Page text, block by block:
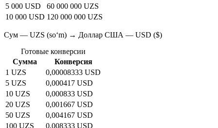
5 000 USD
60 000 000 UZS
10 000 USD 120 000 000 UZS
Сум — UZS (soʻm) → Доллар США — USD ($)
Готовые конверсии
Сумма
Конверсия
1 UZS
0,00008333 USD
5 UZS
0,000417 USD
10 UZS
0,000833 USD
20 UZS
0,001667 USD
50 UZS
0,004167 USD
100 UZS
0,008333 USD